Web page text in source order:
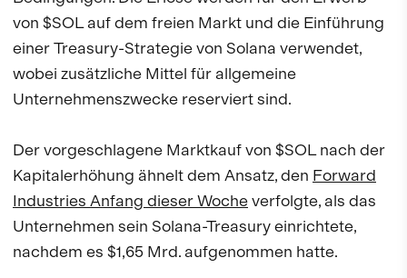
von $SOL auf dem freien Markt und die Einführung
einer Treasury-Strategie von Solana verwendet,
wobei zusätzliche Mittel für allgemeine
Unternehmenszwecke reserviert sind.
Der vorgeschlagene Marktkauf von $SOL nach der
Kapitalerhöhung ähnelt dem Ansatz, den Forward
Industries Anfang dieser Wocheverfolgte, als das
Unternehmen sein Solana-Treasury einrichtete,
nachdem es $1,65 Mrd. aufgenommen hatte.